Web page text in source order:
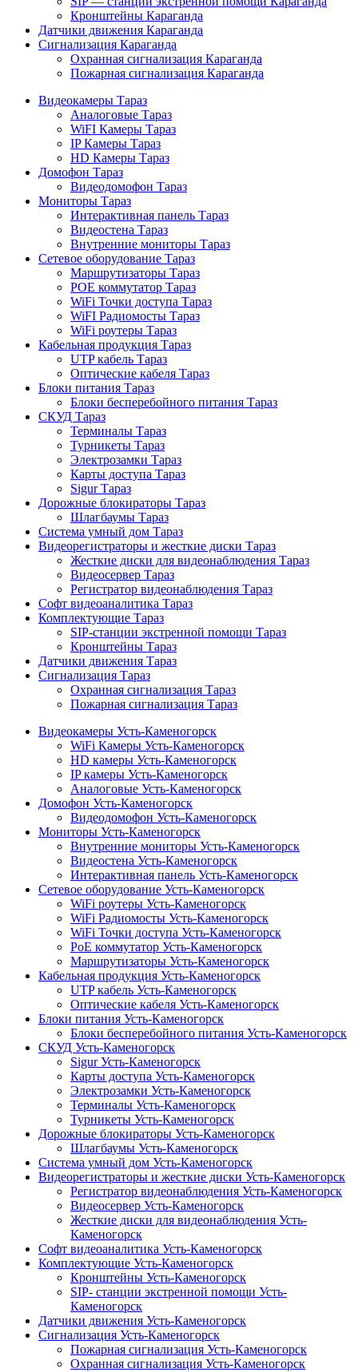
Кронштейны Караганда
Датчики движения Караганда
Сигнализация Караганда
Охранная сигнализация Караганда
Пожарная сигнализация Караганда
Видеокамеры Тараз
Аналоговые Тараз
WiFI Камеры Тараз
IP Камеры Тараз
HD Камеры Тараз
Домофон Тараз
Видеодомофон Тараз
Мониторы Тараз
Интерактивная панель Тараз
Видеостена Тараз
Внутренние мониторы Тараз
Сетевое оборудование Тараз
Маршрутизаторы Тараз
POE коммутатор Тараз
WiFi Точки доступа Тараз
WiFI Радиомосты Тараз
WiFi роутеры Тараз
Кабельная продукция Тараз
UTP кабель Тараз
Оптические кабеля Тараз
Блоки питания Тараз
Блоки бесперебойного питания Тараз
СКУД Тараз
Терминалы Тараз
Турникеты Тараз
Электрозамки Тараз
Карты доступа Тараз
Sigur Тараз
Дорожные блокираторы Тараз
Шлагбаумы Тараз
Система умный дом Тараз
Видеорегистраторы и жесткие диски Тараз
Жесткие диски для видеонаблюдения Тараз
Видеосервер Тараз
Регистратор видеонаблюдения Тараз
Софт видеоаналитика Тараз
Комплектующие Тараз
SIP-станции экстренной помощи Тараз
Кронштейны Тараз
Датчики движения Тараз
Сигнализация Тараз
Охранная сигнализация Тараз
Пожарная сигнализация Тараз
Видеокамеры Усть-Каменогорск
WiFi Камеры Усть-Каменогорск
HD камеры Усть-Каменогорск
IP камеры Усть-Каменогорск
Аналоговые Усть-Каменогорск
Домофон Усть-Каменогорск
Видеодомофон Усть-Каменогорск
Мониторы Усть-Каменогорск
Внутренние мониторы Усть-Каменогорск
Видеостена Усть-Каменогорск
Интерактивная панель Усть-Каменогорск
Сетевое оборудование Усть-Каменогорск
WiFi роутеры Усть-Каменогорск
WiFi Радиомосты Усть-Каменогорск
WiFi Точки доступа Усть-Каменогорск
PoE коммутатор Усть-Каменогорск
Маршрутизаторы Усть-Каменогорск
Кабельная продукция Усть-Каменогорск
UTP кабель Усть-Каменогорск
Оптические кабеля Усть-Каменогорск
Блоки питания Усть-Каменогорск
Блоки бесперебойного питания Усть-Каменогорск
СКУД Усть-Каменогорск
Sigur Усть-Каменогорск
Карты доступа Усть-Каменогорск
Электрозамки Усть-Каменогорск
Терминалы Усть-Каменогорск
Турникеты Усть-Каменогорск
Дорожные блокираторы Усть-Каменогорск
Шлагбаумы Усть-Каменогорск
Система умный дом Усть-Каменогорск
Видеорегистраторы и жесткие диски Усть-Каменогорск
Регистратор видеонаблюдения Усть-Каменогорск
Видеосервер Усть-Каменогорск
Жесткие диски для видеонаблюдения Усть-
Каменогорск
Софт видеоаналитика Усть-Каменогорск
Комплектующие Усть-Каменогорск
Кронштейны Усть-Каменогорск
SIP- станции экстренной помощи Усть-
Каменогорск
Датчики движения Усть-Каменогорск
Сигнализация Усть-Каменогорск
Пожарная сигнализация Усть-Каменогорск
Охранная сигнализация Усть-Каменогорск